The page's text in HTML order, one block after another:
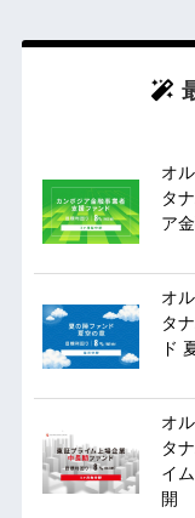
オ
タ
ア
オ
タ
ド
オ
タ
イ
開